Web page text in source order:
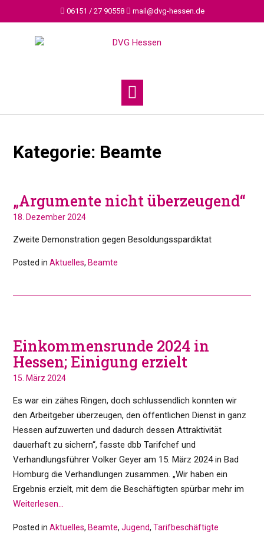
06151 / 27 90558 mail@dvg-hessen.de
Kategorie: Beamte
„Argumente nicht überzeugend“
18. Dezember 2024
Zweite Demonstration gegen Besoldungsspardiktat
Posted in Aktuelles, Beamte
Einkommensrunde 2024 in
Hessen; Einigung erzielt
15. März 2024
Es war ein zähes Ringen, doch schlussendlich konnten wir
den Arbeitgeber überzeugen, den öffentlichen Dienst in ganz
Hessen aufzuwerten und dadurch dessen Attraktivität
dauerhaft zu sichern“, fasste dbb Tarifchef und
Verhandlungsführer Volker Geyer am 15. März 2024 in Bad
Homburg die Verhandlungen zusammen. „Wir haben ein
Ergebnis erzielt, mit dem die Beschäftigten spürbar mehr im
Weiterlesen…
Posted in Aktuelles, Beamte, Jugend, Tarifbeschäftigte